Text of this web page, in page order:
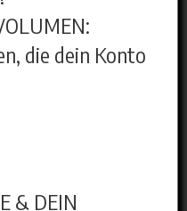
die dein Konto
& DEIN